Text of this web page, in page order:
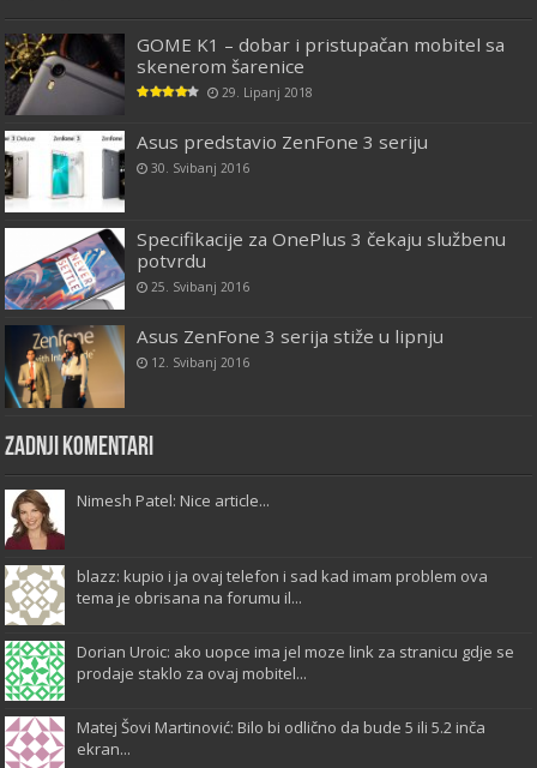
GOME K1 – dobar i pristupačan mobitel sa
skenerom šarenice
29. Lipanj 2018
Asus predstavio ZenFone 3 seriju
30. Svibanj 2016
Specifikacije za OnePlus 3 čekaju službenu
potvrdu
25. Svibanj 2016
Asus ZenFone 3 serija stiže u lipnju
12. Svibanj 2016
Zadnji komentari
Nimesh Patel: Nice article...
blazz: kupio i ja ovaj telefon i sad kad imam problem ova
tema je obrisana na forumu il...
Dorian Uroic: ako uopce ima jel moze link za stranicu gdje se
prodaje staklo za ovaj mobitel...
Matej Šovi Martinović: Bilo bi odlično da bude 5 ili 5.2 inča
ekran...